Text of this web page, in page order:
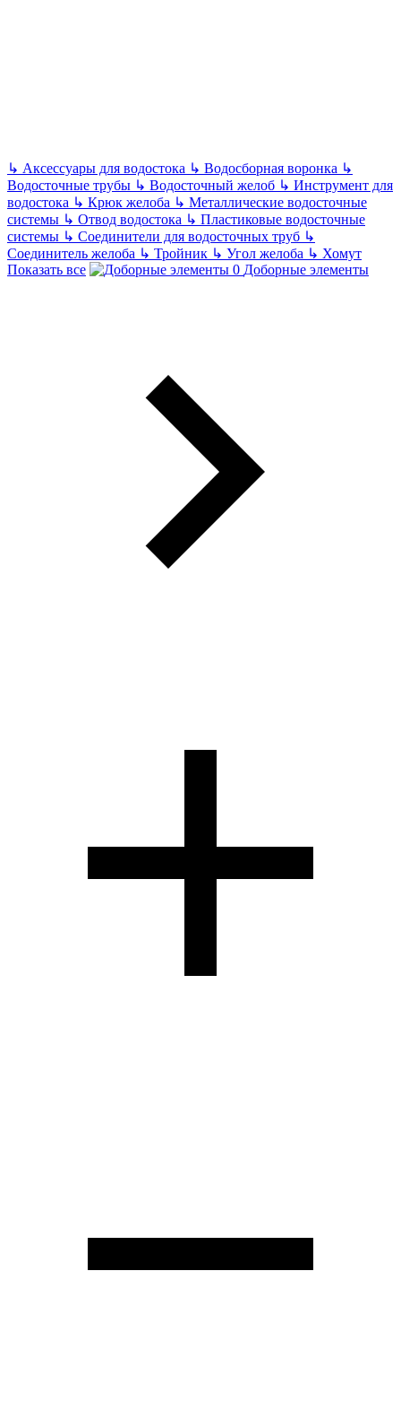
↳ Аксессуары для водостока ↳ Водосборная воронка ↳
Водосточные трубы ↳ Водосточный желоб ↳ Инструмент для
водостока ↳ Крюк желоба ↳ Металлические водосточные
системы ↳ Отвод водостока ↳ Пластиковые водосточные
системы ↳ Соединители для водосточных труб ↳
Соединитель желоба ↳ Тройник ↳ Угол желоба ↳ Хомут
Показать все
Доборные элементы